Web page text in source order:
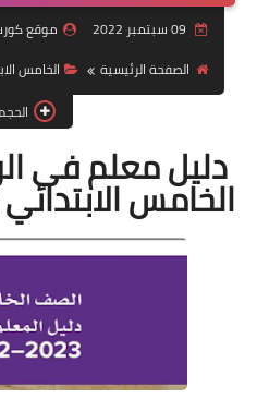
موقع
الصفحة الرئيسية
الخامس
دليل معلم فى
الخامس الابتدائي